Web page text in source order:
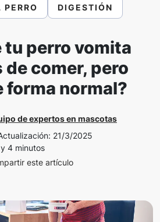
PERRO DIGESTIÓN
tu perro vomita
de comer, pero
forma normal?
de expertos en mascotas
: 21/3/2025
4 minutos
este artículo